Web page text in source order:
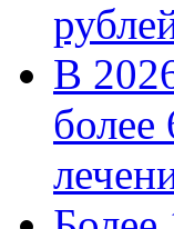
В
более